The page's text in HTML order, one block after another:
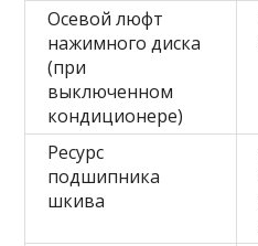
Осевой люфт
нажимного диска
(при
выключенном
кондиционере)
Ресурс
подшипника
шкива